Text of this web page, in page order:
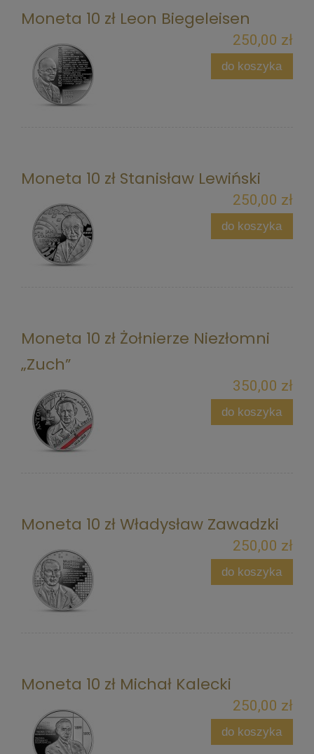
Moneta 10 zł Leon Biegeleisen
250,00 zł
do koszyka
Moneta 10 zł Stanisław Lewiński
250,00 zł
do koszyka
Moneta 10 zł Żołnierze Niezłomni
„Zuch”
350,00 zł
do koszyka
Moneta 10 zł Władysław Zawadzki
250,00 zł
do koszyka
Moneta 10 zł Michał Kalecki
250,00 zł
do koszyka